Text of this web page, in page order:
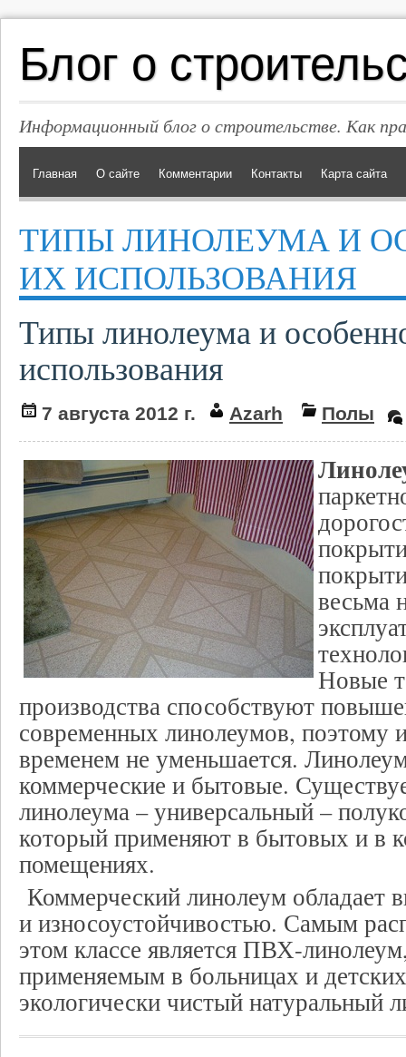
Блог о
Информационный блог о строительстве. Как
Главная О сайте Комментарии Контакты Карта сайта
ТИПЫ ЛИНОЛЕУМА И
ИХ ИСПОЛЬЗОВАНИЯ
Типы линолеума и
использования
7 августа 2012 г. Azarh Полы
весьма
Новые
производства способствуют
современных линолеумов, поэтому
временем не уменьшается.
коммерческие и бытовые.
линолеума – универсальный –
который применяют в бытовых и в
помещениях.
Коммерческий линолеум обладает
и износоустойчивостью. Самым
этом классе является ПВХ-
применяемым в больницах и
экологически чистый натуральный